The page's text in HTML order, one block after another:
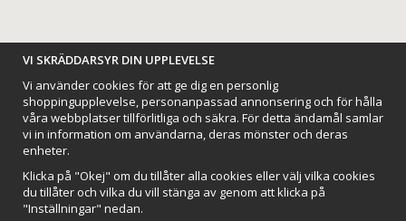
BETALNINGSALTERNATIV
VI SKICKAR MED
VI SKRÄDDARSYR DIN UPPLEVELSE
Vi använder cookies för att ge dig en personlig
shoppingupplevelse, personanpassad annonsering och för hålla
våra webbplatser tillförlitliga och säkra. För detta ändamål samlar
vi in information om användarna, deras mönster och deras
enheter.
Klicka på "Okej" om du tillåter alla cookies eller välj vilka cookies
du tillåter och vilka du vill stänga av genom att klicka på
"Inställningar" nedan.